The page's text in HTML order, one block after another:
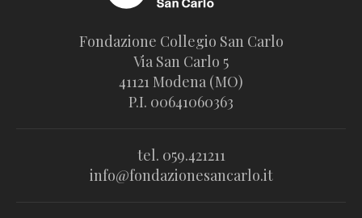
Fondazione Collegio San Carlo
Via San Carlo 5
41121 Modena (MO)
P.I. 00641060363
tel. 059.421211
info@fondazionesancarlo.it